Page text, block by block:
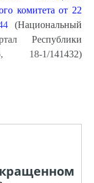
комитета от 22
(Национальный
Республики
18-1/141432)